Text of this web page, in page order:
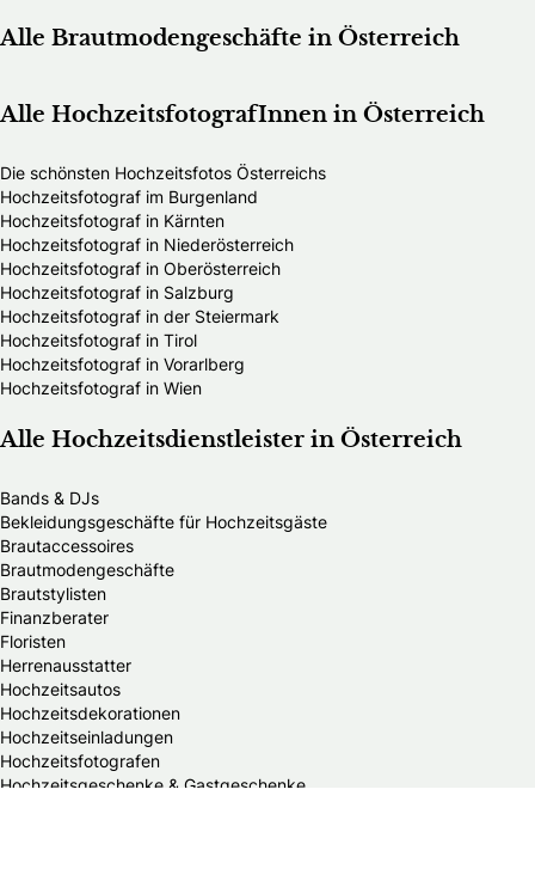
Alle Brautmodengeschäfte in Österreich
Alle HochzeitsfotografInnen in Österreich
Die schönsten Hochzeitsfotos Österreichs
Hochzeitsfotograf im Burgenland
Hochzeitsfotograf in Kärnten
Hochzeitsfotograf in Niederösterreich
Hochzeitsfotograf in Oberösterreich
Hochzeitsfotograf in Salzburg
Hochzeitsfotograf in der Steiermark
Hochzeitsfotograf in Tirol
Hochzeitsfotograf in Vorarlberg
Hochzeitsfotograf in Wien
Alle Hochzeitsdienstleister in Österreich
Bands & DJs
Bekleidungsgeschäfte für Hochzeitsgäste
Brautaccessoires
Brautmodengeschäfte
Brautstylisten
Finanzberater
Floristen
Herrenausstatter
Hochzeitsautos
Hochzeitsdekorationen
Hochzeitseinladungen
Hochzeitsfotografen
Hochzeitsgeschenke & Gastgeschenke